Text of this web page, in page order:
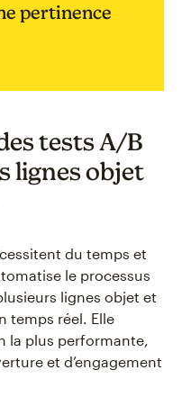
pertinence
tests A/B
lignes objet
du temps et
le processus
lignes objet et
temps réel. Elle
la plus performante,
et d’engagement